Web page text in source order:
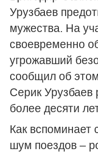
Урузбаев
мужества. На
своевременно
угрожавший
сообщил об
Серик Урузбаев
более десяти
Как вспоминает
шум поездов –